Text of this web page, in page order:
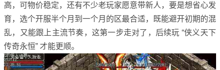
高，可物价稳定，还有不少老玩家愿意带新人，要是想省心发
育，选个开服半个月到一个月的区最合适，既能避开初期的混
乱，又能跟上主流节奏，这第一步走对了，后续玩 “侠义天下
传奇永恒” 才能更顺。